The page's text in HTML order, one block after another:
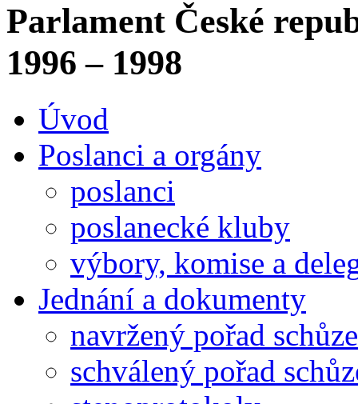
Parlament České
1996 – 1998
Úvod
Poslanci a orgány
poslanci
poslanecké kluby
výbory, komise a
Jednání a dokumenty
navržený pořad schůze
schválený pořad